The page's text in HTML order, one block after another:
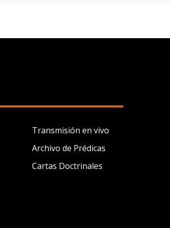
Transmisión en vivo
Archivo de Prédicas
Cartas Doctrinales